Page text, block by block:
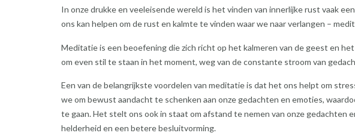
In onze drukke en veeleisende wereld is het vinden van innerlijke rust vaak
ons kan helpen om de rust en kalmte te vinden waar we naar verlangen –
Meditatie is een beoefening die zich richt op het kalmeren van de geest en
om even stil te staan ​​in het moment, weg van de constante stroom van
Een van de belangrijkste voordelen van meditatie is dat het ons helpt om
we om bewust aandacht te schenken aan onze gedachten en emoties,
te gaan. Het stelt ons ook in staat om afstand te nemen van onze gedachten
helderheid en een betere besluitvorming.